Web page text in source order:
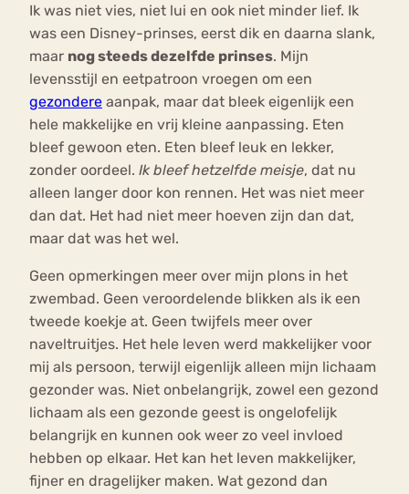
Ik was niet vies, niet lui en ook niet minder lief. Ik
was een Disney-prinses, eerst dik en daarna slank,
maar nog steeds dezelfde prinses. Mijn
levensstijl en eetpatroon vroegen om een
gezondere aanpak, maar dat bleek eigenlijk een
hele makkelijke en vrij kleine aanpassing. Eten
bleef gewoon eten. Eten bleef leuk en lekker,
zonder oordeel. Ik bleef hetzelfde meisje, dat nu
alleen langer door kon rennen. Het was niet meer
dan dat. Het had niet meer hoeven zijn dan dat,
maar dat was het wel.
Geen opmerkingen meer over mijn plons in het
zwembad. Geen veroordelende blikken als ik een
tweede koekje at. Geen twijfels meer over
naveltruitjes. Het hele leven werd makkelijker voor
mij als persoon, terwijl eigenlijk alleen mijn lichaam
gezonder was. Niet onbelangrijk, zowel een gezond
lichaam als een gezonde geest is ongelofelijk
belangrijk en kunnen ook weer zo veel invloed
hebben op elkaar. Het kan het leven makkelijker,
fijner en dragelijker maken. Wat gezond dan